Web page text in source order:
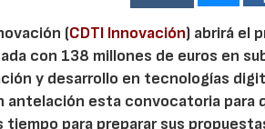
(CDTI Innovación) abrirá el
con 138 millones de euros en
y desarrollo en tecnologías
esta convocatoria para
para preparar sus